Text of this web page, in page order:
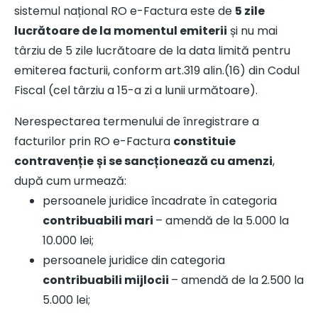
sistemul național RO e-Factura este de 5 zile
lucrătoare de la momentul emiterii și nu mai
târziu de 5 zile lucrătoare de la data limită pentru
emiterea facturii, conform art.319 alin.(16) din Codul
Fiscal (cel târziu a 15-a zi a lunii următoare).
Nerespectarea termenului de înregistrare a
facturilor prin RO e-Factura constituie
contravențieși se sancționează cu amenzi,
după cum urmează:
persoanele juridice încadrate în categoria
contribuabili mari – amendă de la 5.000 la
10.000 lei;
persoanele juridice din categoria
contribuabili mijlocii – amendă de la 2.500 la
5.000 lei;